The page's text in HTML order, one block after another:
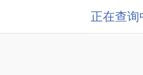
正在查询